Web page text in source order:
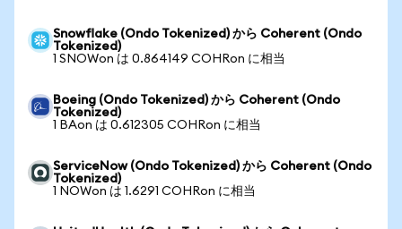
Snowflake (Ondo Tokenized) から Coherent (Ondo
Tokenized)
1 SNOWon は 0.864149 COHRon に相当
Boeing (Ondo Tokenized) から Coherent (Ondo
Tokenized)
1 BAon は 0.612305 COHRon に相当
ServiceNow (Ondo Tokenized) から Coherent (Ondo
Tokenized)
1 NOWon は 1.6291 COHRon に相当